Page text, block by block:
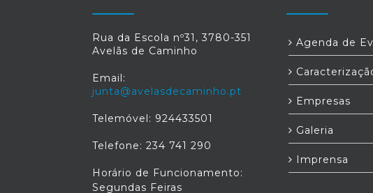
Rua da Escola nº31, 3780-351
Avelãs de Caminho
Email:
junta@avelasdecaminho.pt
Telemóvel: 924433501
Telefone: 234 741 290
Horário de Funcionamento:
Segundas Feiras
Agenda de
Empresas
Galeria
Imprensa